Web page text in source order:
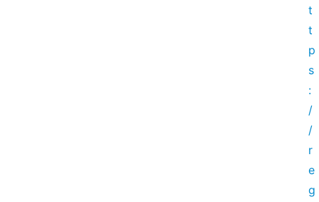
t
t
p
s
:
/
/
r
e
g